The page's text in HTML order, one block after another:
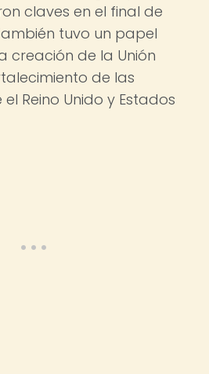
claves en el final de
tuvo un papel
creación de la Unión
de las
Reino Unido y Estados